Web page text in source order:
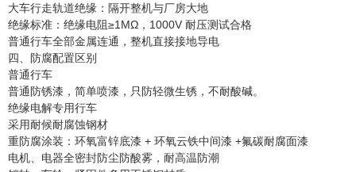
大车行走轨道绝缘：隔开整机与厂房大地
绝缘标准：绝缘电阻≥1MΩ，1000V 耐压测试合格
普通行车全部金属连通，整机直接接地导电
四、防腐配置区别
普通行车
普通防锈漆，简单喷漆，只防轻微生锈，不耐酸碱。
绝缘电解专用行车
采用耐候耐腐蚀钢材
重防腐涂装：环氧富锌底漆 + 环氧云铁中间漆 +氟碳耐腐面漆
电机、电器全密封防尘防酸雾，耐高温防潮